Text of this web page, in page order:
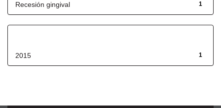
1
Recesión gingival
1
2015